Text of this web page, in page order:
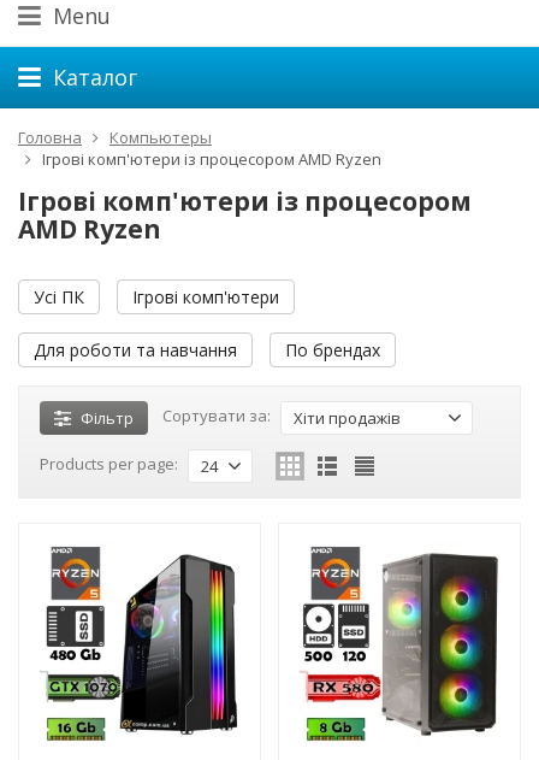
Menu
Каталог
Головна
Компьютеры
Ігрові комп'ютери із процесором AMD Ryzen
Ігрові комп'ютери із процесором
AMD Ryzen
Усі ПК Ігрові комп'ютери
Для роботи та навчання По брендах
Фільтр Сортувати за: Хіти продажів
Products per page: 24